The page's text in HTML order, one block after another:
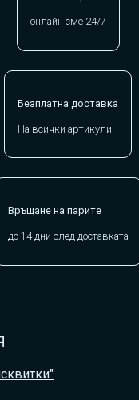
онлайн сме 24/7
Безплатна доставка
На всички артикули
Връщане на парите
до 14 дни след доставката